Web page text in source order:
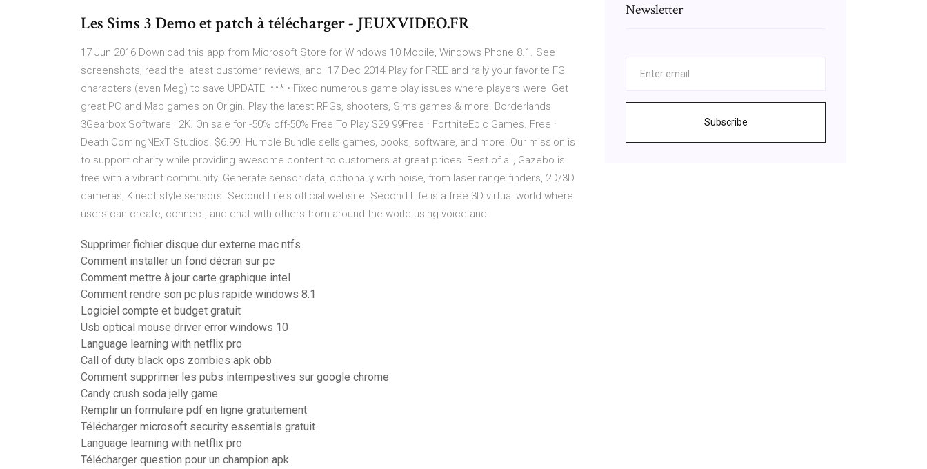
Les Sims 3 Demo et patch à télécharger - JEUXVIDEO.FR
17 Jun 2016 Download this app from Microsoft Store for Windows 10 Mobile, Windows Phone 8.1. See
screenshots, read the latest customer reviews, and 17 Dec 2014 Play for FREE and rally your favorite FG
characters (even Meg) to save UPDATE: *** • Fixed numerous game play issues where players were Get
great PC and Mac games on Origin. Play the latest RPGs, shooters, Sims games & more. Borderlands
3Gearbox Software | 2K. On sale for -50% off-50% Free To Play $29.99Free · FortniteEpic Games. Free ·
Death ComingNExT Studios. $6.99. Humble Bundle sells games, books, software, and more. Our mission is
to support charity while providing awesome content to customers at great prices. Best of all, Gazebo is
free with a vibrant community. Generate sensor data, optionally with noise, from laser range finders, 2D/3D
cameras, Kinect style sensors Second Life's official website. Second Life is a free 3D virtual world where
users can create, connect, and chat with others from around the world using voice and
Supprimer fichier disque dur externe mac ntfs
Comment installer un fond décran sur pc
Comment mettre à jour carte graphique intel
Comment rendre son pc plus rapide windows 8.1
Logiciel compte et budget gratuit
Usb optical mouse driver error windows 10
Language learning with netflix pro
Call of duty black ops zombies apk obb
Comment supprimer les pubs intempestives sur google chrome
Candy crush soda jelly game
Remplir un formulaire pdf en ligne gratuitement
Télécharger microsoft security essentials gratuit
Language learning with netflix pro
Télécharger question pour un champion apk
Newsletter
Subscribe